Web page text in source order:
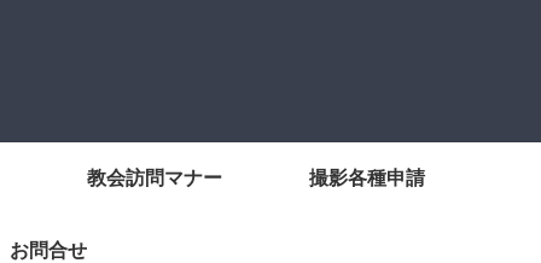
教会訪問マナー 撮影各種申請
お問合せ